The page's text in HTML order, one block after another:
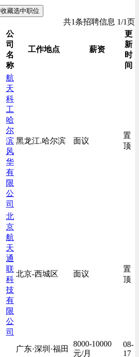
收藏选中职位
共1条招聘信息 1/1页
公
司
名
称
工作地点 薪资
更
新
时
间
航
天
科
工
哈
尔
滨
风
华
有
限
公
司
黑龙江.哈尔滨 面议
置
顶
北
京
航
天
通
联
科
技
有
限
公
司
北京-西城区 面议
置
顶
广东·深圳·福田
8000-10000
元/月
08-
17